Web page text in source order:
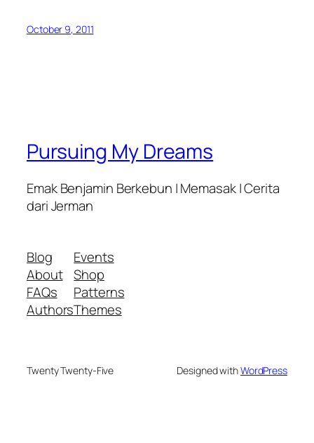
October 9, 2011
Pursuing My Dreams
Emak Benjamin Berkebun | Memasak | Cerita
dari Jerman
Blog
About
FAQs
Authors
Events
Shop
Patterns
Themes
Twenty Twenty-Five Designed withWordPress